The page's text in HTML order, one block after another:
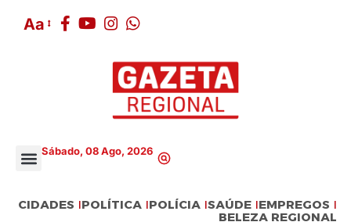
Aa
Sábado, 08 Ago, 2026
CIDADES POLÍTICA POLÍCIA SAÚDE EMPREGOS
BELEZA REGIONAL